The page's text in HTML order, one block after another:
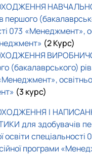
першого
073 «Менеджмент»,
(2 Курс)
(бакалаврського)
(3 курс)
І
для здобувачів
спеціальності
програми